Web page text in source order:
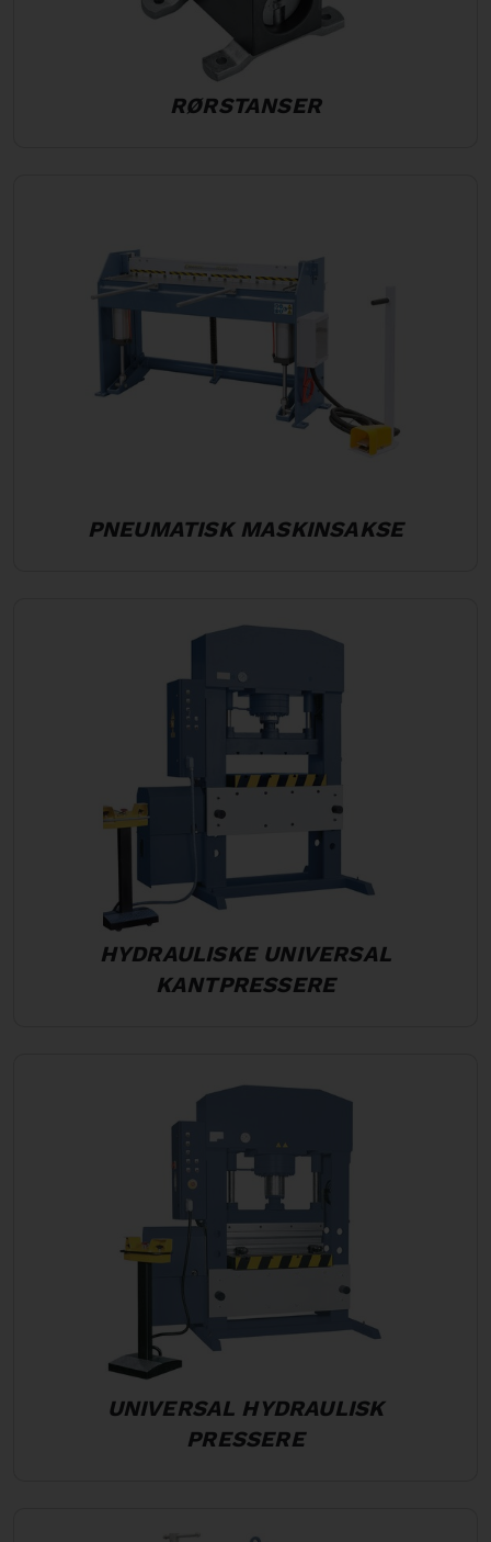
RØRSTANSER
PNEUMATISK MASKINSAKSE
HYDRAULISKE UNIVERSAL
KANTPRESSERE
UNIVERSAL HYDRAULISK
PRESSERE